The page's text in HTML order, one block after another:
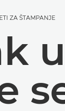
ZA ŠTAMPANJE